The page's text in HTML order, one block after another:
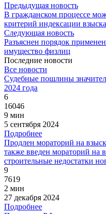
Предыдущая новость
В гражданском процессе
критерий индексации
Следующая новость
Разъяснен порядок
имущество физлиц
Последние новости
Все новости
Судебные пошлины
2024 года
6
16046
9 мин
5 сентября 2024
Подробнее
Продлен мораторий на
также введен мораторий на
строительные недостатки
9
7619
2 мин
27 декабря 2024
Подробнее